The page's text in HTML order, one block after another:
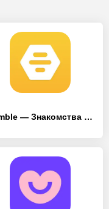
Bumble — Знакомства и общение - [Без рекламы]